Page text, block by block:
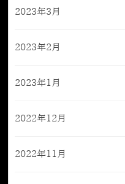
2023年3月
2023年2月
2023年1月
2022年12月
2022年11月